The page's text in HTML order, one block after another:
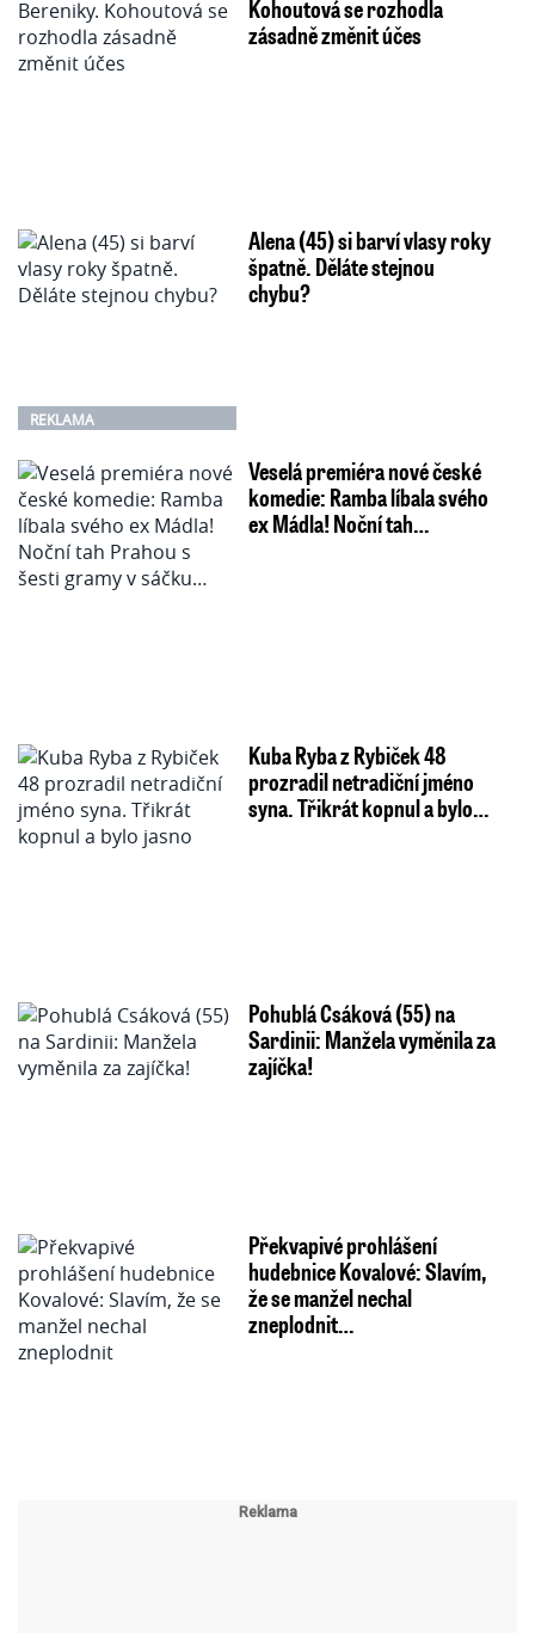
Kohoutová se rozhodla
zásadně změnit účes
REKLAMA
Alena (45) si barví vlasy roky
špatně. Děláte stejnou
chybu?
Veselá premiéra nové české
komedie: Ramba líbala svého
ex Mádla! Noční tah…
Kuba Ryba z Rybiček 48
prozradil netradiční jméno
syna. Třikrát kopnul a bylo…
Pohublá Csáková (55) na
Sardinii: Manžela vyměnila za
zajíčka!
Překvapivé prohlášení
hudebnice Kovalové: Slavím,
že se manžel nechal
zneplodnit…